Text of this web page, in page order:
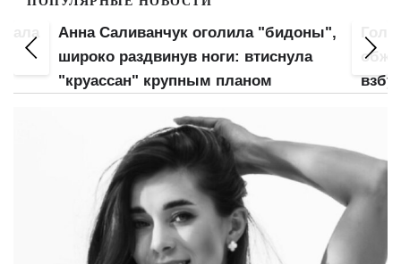
Анна Саливанчук оголила "бидоны",
широко раздвинув ноги: втиснула
"круассан" крупным планом